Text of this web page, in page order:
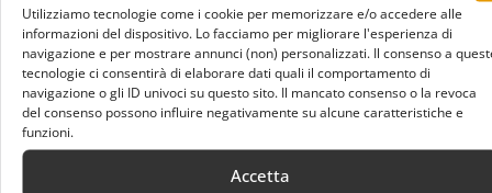
Utilizziamo tecnologie come i cookie per memorizzare e/o accedere alle
informazioni del dispositivo. Lo facciamo per migliorare l'esperienza di
navigazione e per mostrare annunci (non) personalizzati. Il consenso a
tecnologie ci consentirà di elaborare dati quali il comportamento di
navigazione o gli ID univoci su questo sito. Il mancato consenso o la revoca
del consenso possono influire negativamente su alcune caratteristiche e
funzioni.
Accetta
PERSONAGGI
Milan, Leão può restare: il mercato
cambia ancora lo scenario